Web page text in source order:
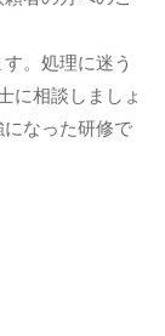
。処理に迷う
に相談しましょ
なった研修で